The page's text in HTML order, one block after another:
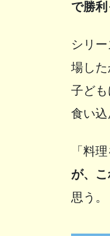
で勝利
シリ
場し
子ど
食い
「料
が、
思う。